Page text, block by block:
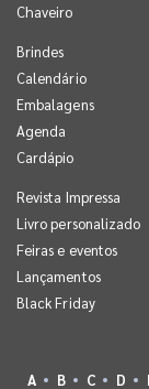
Chaveiro
Brindes
Calendário
Embalagens
Agenda
Cardápio
Revista Impressa
Livro personalizado
Feiras e eventos
Lançamentos
Black Friday
A B C D